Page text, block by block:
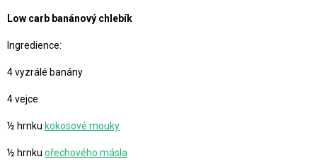
Low carb banánový chlebík
Ingredience:
4 vyzrálé banány
4 vejce
½ hrnku kokosové mouky
½ hrnku ořechového másla